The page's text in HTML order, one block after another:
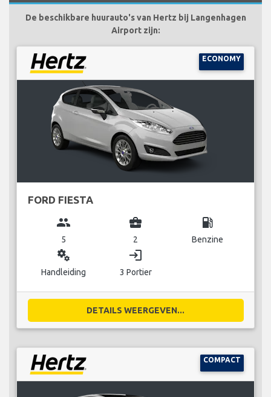
De beschikbare huurauto's van Hertz bij Langenhagen
Airport zijn:
ECONOMY
FORD FIESTA
group
5
business_center
2
local_gas_station
Benzine
miscellaneous_services
Handleiding
login
3 Portier
DETAILS WEERGEVEN...
COMPACT